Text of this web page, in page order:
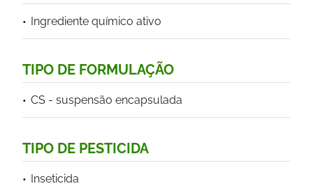
Ingrediente químico ativo
TIPO DE FORMULAÇÃO
CS - suspensão encapsulada
TIPO DE PESTICIDA
Inseticida